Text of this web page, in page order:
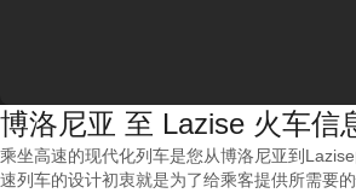
博洛尼亚 至 Lazise 火车信
乘坐高速的现代化列车是您从博洛尼亚到
速列车的设计初衷就是为了给乘客提供所需要